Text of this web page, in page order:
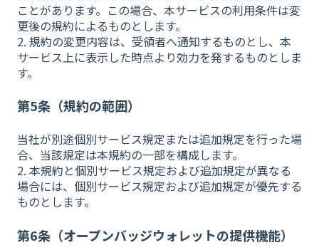
ことがあります。この場合、本サービスの利用条件は変
更後の規約によるものとします。
2. 規約の変更内容は、受領者へ通知するものとし、本
サービス上に表示した時点より効力を発するものとしま
す。
第5条（規約の範囲）
当社が別途個別サービス規定または追加規定を行った場
合、当該規定は本規約の一部を構成します。
2. 本規約と個別サービス規定および追加規定が異なる
場合には、個別サービス規定および追加規定が優先する
ものとします。
第6条（オープンバッジウォレットの提供機能）